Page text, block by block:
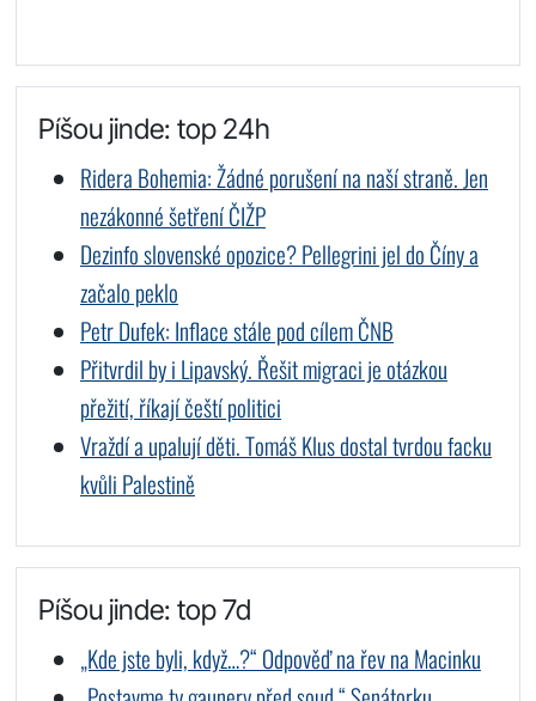
Píšou jinde: top 24h
Ridera Bohemia: Žádné porušení na naší straně. Jen
nezákonné šetření ČIŽP
Dezinfo slovenské opozice? Pellegrini jel do Číny a
začalo peklo
Petr Dufek: Inflace stále pod cílem ČNB
Přitvrdil by i Lipavský. Řešit migraci je otázkou
přežití, říkají čeští politici
Vraždí a upalují děti. Tomáš Klus dostal tvrdou facku
kvůli Palestině
Píšou jinde: top 7d
„Kde jste byli, když…?“ Odpověď na řev na Macinku